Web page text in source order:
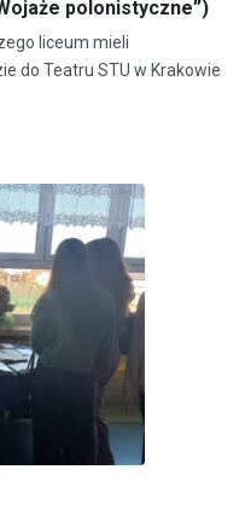
polonistyczne”)
liceum mieli
do Teatru STU w Krakowie